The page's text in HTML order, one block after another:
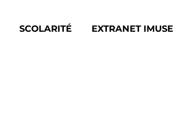
SCOLARITÉ EXTRANET IMUSE